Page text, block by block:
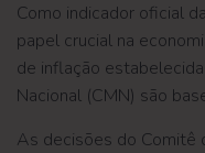
Como indicador oficial
papel crucial na
de inflação
Nacional (CMN) são
As decisões do Comitê